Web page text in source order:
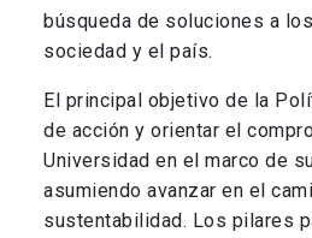
búsqueda de soluciones a
sociedad y el país.
El principal objetivo de la
de acción y orientar el
Universidad en el marco de
asumiendo avanzar en el
sustentabilidad. Los pilares